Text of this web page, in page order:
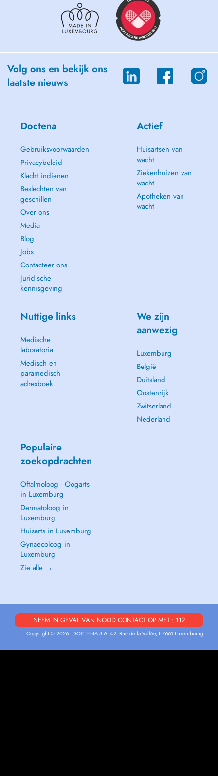
Volg ons en bekijk ons
laatste nieuws
Doctena
Gebruiksvoorwaarden
Privacybeleid
Klacht indienen
Beslechten van
geschillen
Over ons
Media
Blog
Jobs
Contacteer ons
Juridische
kennisgeving
Actief
Huisartsen van
wacht
Ziekenhuizen van
wacht
Apotheken van
wacht
Nuttige links
Medische
laboratoria
Medisch en
paramedisch
adresboek
We zijn
aanwezig
Luxemburg
België
Duitsland
Oostenrijk
Zwitserland
Nederland
Populaire
zoekopdrachten
Oftalmoloog - Oogarts
in Luxemburg
Dermatoloog in
Luxemburg
Huisarts in Luxemburg
Gynaecoloog in
Luxemburg
Zie alle →
NEEM IN GEVAL VAN NOOD CONTACT OP MET : 112
Copyright © 2026 - DOCTENA S.A. 42, Rue de la Vallée, L-2661 Luxembourg